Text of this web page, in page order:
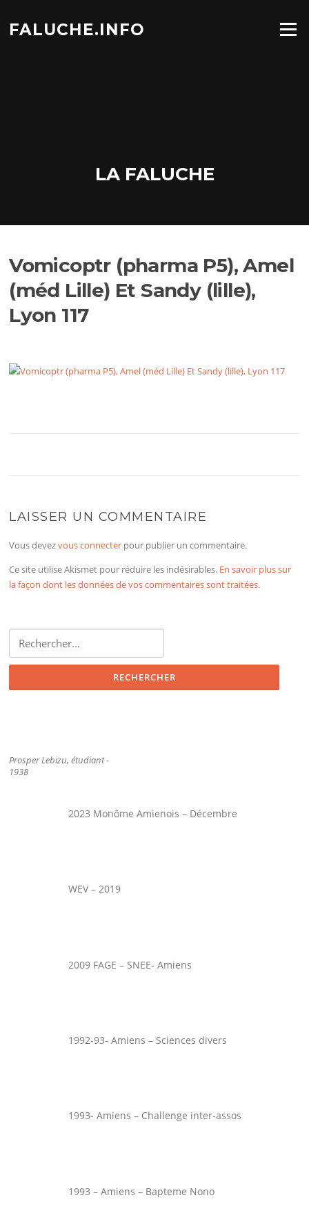
contenu
FALUCHE.INFO Menu
LA FALUCHE
Vomicoptr (pharma P5), Amel
(méd Lille) Et Sandy (lille),
Lyon 117
LAISSER UN COMMENTAIRE
Vous devezvous connecter pour publier un commentaire.
Ce site utilise Akismet pour réduire les indésirables. En savoir plus sur
la façon dont les données de vos commentaires sont traitées.
Prosper Lebizu, étudiant -
1938
2023 Monôme Amienois – Décembre
WEV – 2019
2009 FAGE – SNEE- Amiens
1992-93- Amiens – Sciences divers
1993- Amiens – Challenge inter-assos
1993 – Amiens – Bapteme Nono